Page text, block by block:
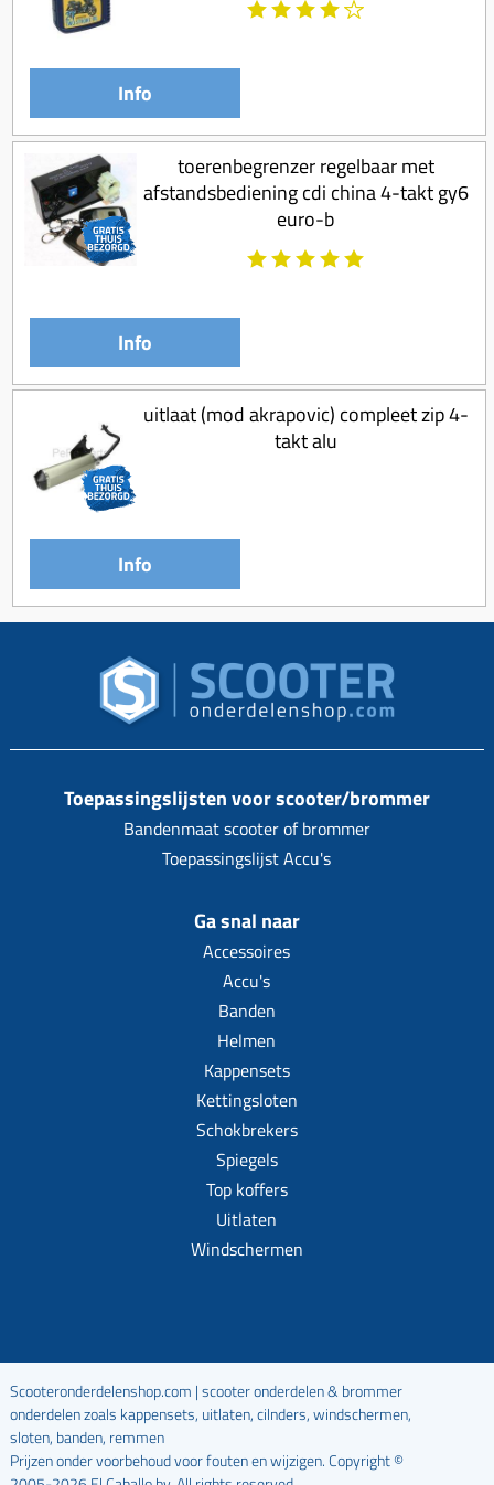
Info
toerenbegrenzer regelbaar met
afstandsbediening cdi china 4-takt gy6
euro-b
Info
uitlaat (mod akrapovic) compleet zip 4-
takt alu
Info
Toepassingslijsten voor scooter/brommer
Bandenmaat scooter of brommer
Toepassingslijst Accu's
Ga snal naar
Accessoires
Accu's
Banden
Helmen
Kappensets
Kettingsloten
Schokbrekers
Spiegels
Top koffers
Uitlaten
Windschermen
Scooteronderdelenshop.com | scooter onderdelen & brommer
onderdelen zoals kappensets, uitlaten, cilnders, windschermen,
sloten, banden, remmen
Prijzen onder voorbehoud voor fouten en wijzigen. Copyright ©